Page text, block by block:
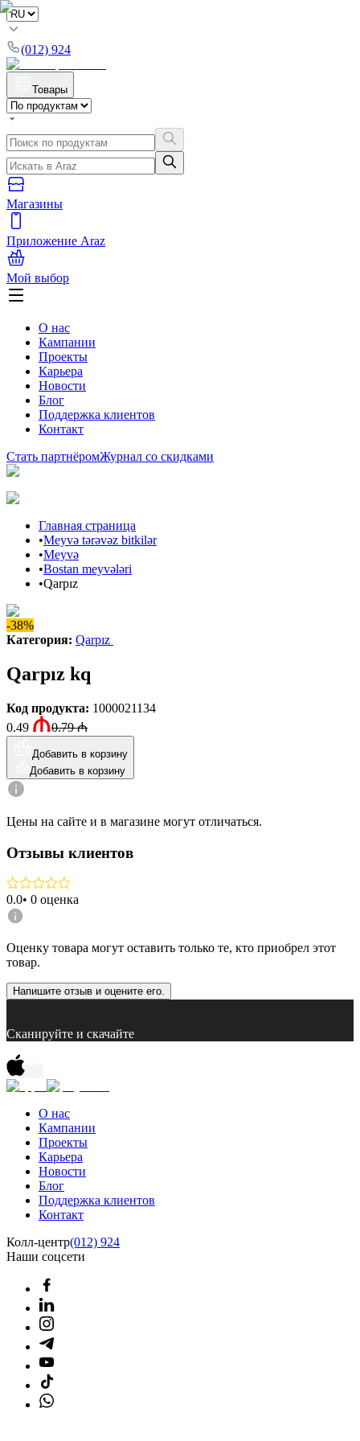
(012) 924
Товары
Магазины
Приложение Araz
Мой выбор
О нас
Кампании
Проекты
Карьера
Новости
Блог
Поддержка клиентов
Контакт
Стать партнёромЖурнал со скидками
Главная страница
•Meyvə tərəvəz bitkilər
•Meyvə
•Bostan meyvələri
•Qarpız
-38%
Категория: Qarpız
Qarpız kq
Код продукта: 1000021134
0.49
0.79₼
Добавить в корзину
Добавить в корзину
Цены на сайте и в магазине могут отличаться.
Отзывы клиентов
0.0• 0 оценка
Оценку товара могут оставить только те, кто приобрел этот
товар.
Напишите отзыв и оцените его.
Сканируйте и скачайте
О нас
Кампании
Проекты
Карьера
Новости
Блог
Поддержка клиентов
Контакт
Колл-центр(012) 924
Наши соцсети